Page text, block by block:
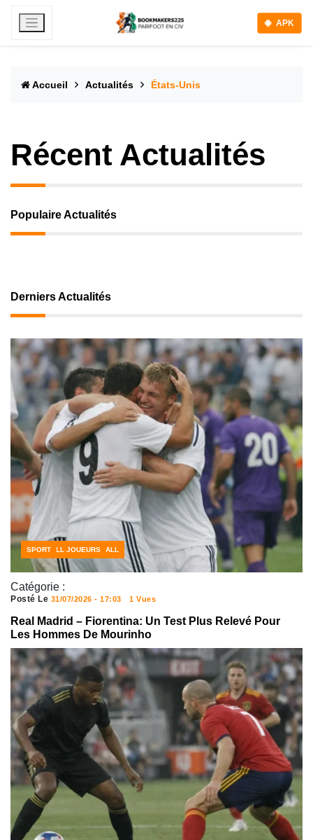
APK
Accueil Actualités États-Unis
Récent Actualités
Populaire Actualités
Derniers Actualités
Catégorie :
CÔTE D'IVOIRE FOOTBALL
FOOTBALL JOUEURS
SPORT
Posté Le 31/07/2026 - 17:03 1 Vues
Real Madrid – Fiorentina: Un Test Plus Relevé Pour
Les Hommes De Mourinho